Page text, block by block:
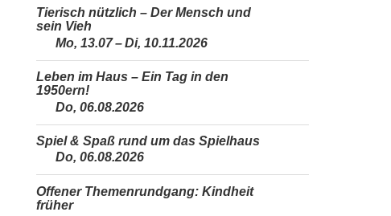
Tierisch nützlich – Der Mensch und
sein Vieh
Mo, 13.07 – Di, 10.11.2026
Leben im Haus – Ein Tag in den
1950ern!
Do, 06.08.2026
Spiel & Spaß rund um das Spielhaus
Do, 06.08.2026
Offener Themenrundgang: Kindheit
früher